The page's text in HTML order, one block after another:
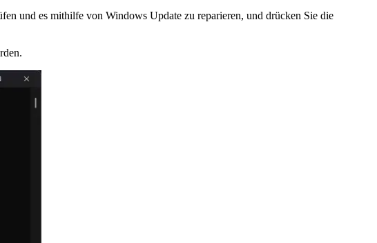
und es mithilfe von Windows Update zu reparieren, und drücken Sie die